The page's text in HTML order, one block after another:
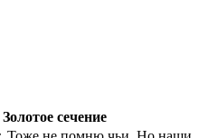
сечение